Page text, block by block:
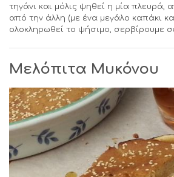
τηγάνι και μόλις ψηθεί η μία πλευρά,
από την άλλη (με ένα μεγάλο καπάκι
ολοκληρωθεί το ψήσιμο, σερβίρουμε
Μελόπιτα Μυκόνου